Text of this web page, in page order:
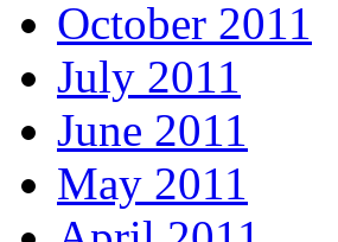
October 2011
July 2011
June 2011
May 2011